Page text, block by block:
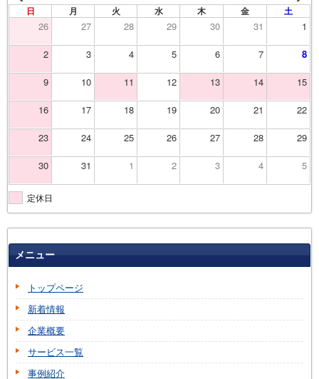
日 月 火 水 木 金 土
26 27 28 29 30 31 1
2 3 4 5 6 7 8
9 10 11 12 13 14 15
16 17 18 19 20 21 22
23 24 25 26 27 28 29
30 31 1 2 3 4 5
定休日
メニュー
トップページ
新着情報
企業概要
サービス一覧
事例紹介